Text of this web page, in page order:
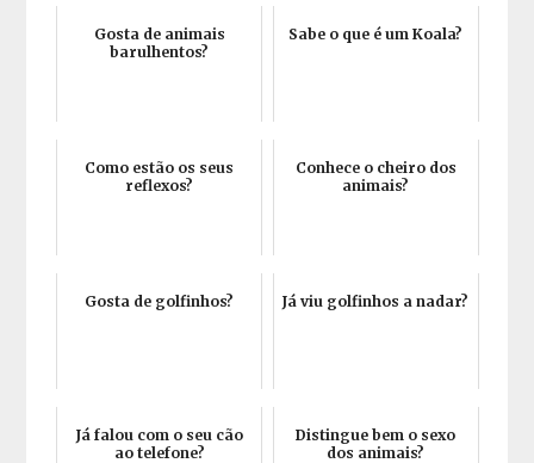
Gosta de animais
barulhentos?
Sabe o que é um Koala?
Como estão os seus
reflexos?
Conhece o cheiro dos
animais?
Gosta de golfinhos? Já viu golfinhos a nadar?
Já falou com o seu cão
ao telefone?
Distingue bem o sexo
dos animais?